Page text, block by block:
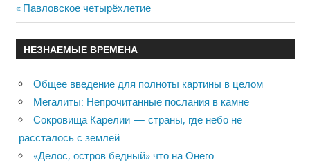
Навигация
по
записям
Previous
Post:
Павловское четырёхлетие
НЕЗНАЕМЫЕ ВРЕМЕНА
Общее введение для полноты картины в целом
Мегалиты: Непрочитанные послания в камне
Сокровища Карелии — страны, где небо не
рассталось с землей
«Делос, остров бедный» что на Онего…